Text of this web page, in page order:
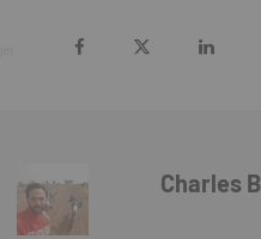
Charles